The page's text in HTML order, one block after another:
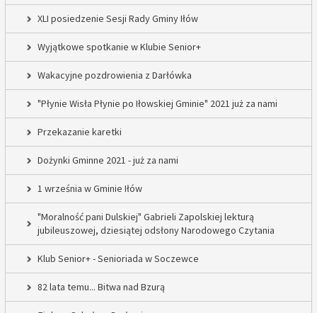
XLI posiedzenie Sesji Rady Gminy Iłów
Wyjątkowe spotkanie w Klubie Senior+
Wakacyjne pozdrowienia z Darłówka
"Płynie Wisła Płynie po Iłowskiej Gminie" 2021 już za nami
Przekazanie karetki
Dożynki Gminne 2021 - już za nami
1 września w Gminie Iłów
"Moralność pani Dulskiej" Gabrieli Zapolskiej lekturą
jubileuszowej, dziesiątej odsłony Narodowego Czytania
Klub Senior+ - Senioriada w Soczewce
82 lata temu... Bitwa nad Bzurą